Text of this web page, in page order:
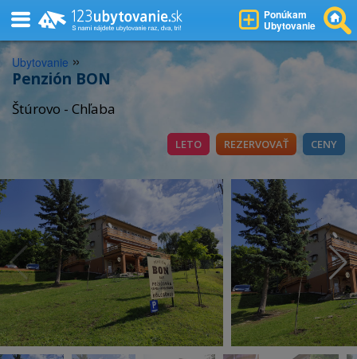
Ponúkam
Ubytovanie
Ubytovanie »
Penzión BON
Štúrovo - Chľaba
LETO REZERVOVAŤ CENY